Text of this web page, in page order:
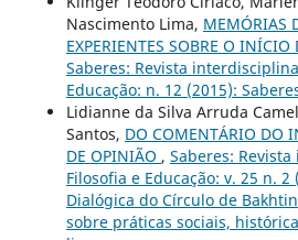
Nascimento Lima, MEMÓRIAS
EXPERIENTES SOBRE O
Saberes: Revista
Educação: n. 12 (2015):
Lidianne da Silva Arruda
Santos, DO COMENTÁRIO DO
DE OPINIÃO , Saberes:
Filosofia e Educação: v. 25 n. 2
Dialógica do Círculo de
sobre práticas sociais,